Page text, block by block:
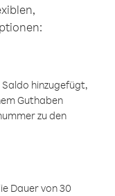
hinzugefügt,
Guthaben
zu den
Dauer von 30